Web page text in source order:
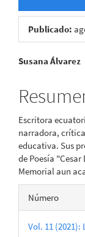
Publicado:
principal
del
artículo
Susana Álvarez
Escritora
narradora,
educativa. Sus
de Poesía
Memorial aun
Detalles
del
Número
Vol. 11 (2021):